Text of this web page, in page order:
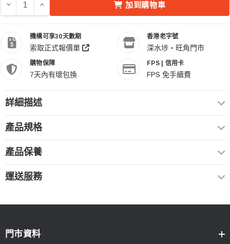
加到購物車
機構可享30天數期
索取正式報價單
香港老字號
深水埗・旺角門市
購物保障
7天內有壞包換
FPS | 信用卡
FPS 免手續費
詳細描述
產品規格
產品保養
運送服務
門市資料